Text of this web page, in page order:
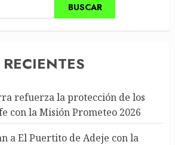
BUSCAR
refuerza la protección de los
con la Misión Prometeo 2026
a El Puertito de Adeje con la